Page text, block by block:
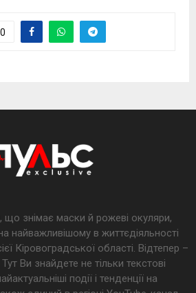
0
що знімає маски й рожеві окуляри,
найважливішому в життєдіяльності
Кіровоградської області. Відтепер –
Ви знайдете не тільки текстові
події і тенденції на